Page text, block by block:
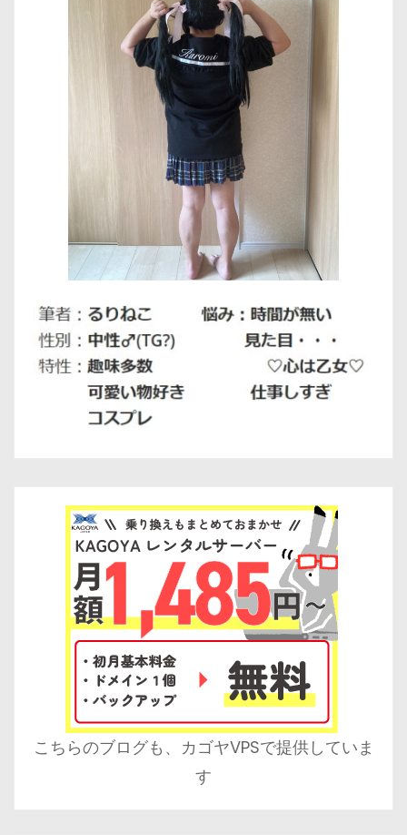
こちらのブログも、カゴヤVPSで提供していま
す